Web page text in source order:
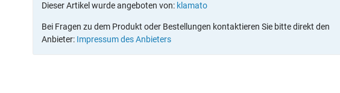
Dieser Artikel wurde angeboten von: klamato
Bei Fragen zu dem Produkt oder Bestellungen kontaktieren Sie bitte direkt den
Anbieter: Impressum des Anbieters